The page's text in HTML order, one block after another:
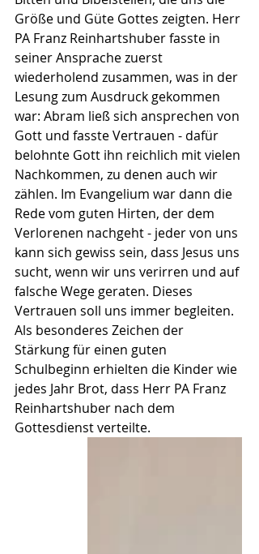
Größe und Güte Gottes zeigten. Herr
PA Franz Reinhartshuber fasste in
seiner Ansprache zuerst
wiederholend zusammen, was in der
Lesung zum Ausdruck gekommen
war: Abram ließ sich ansprechen von
Gott und fasste Vertrauen - dafür
belohnte Gott ihn reichlich mit vielen
Nachkommen, zu denen auch wir
zählen. Im Evangelium war dann die
Rede vom guten Hirten, der dem
Verlorenen nachgeht - jeder von uns
kann sich gewiss sein, dass Jesus uns
sucht, wenn wir uns verirren und auf
falsche Wege geraten. Dieses
Vertrauen soll uns immer begleiten.
Als besonderes Zeichen der
Stärkung für einen guten
Schulbeginn erhielten die Kinder wie
jedes Jahr Brot, dass Herr PA Franz
Reinhartshuber nach dem
Gottesdienst verteilte.